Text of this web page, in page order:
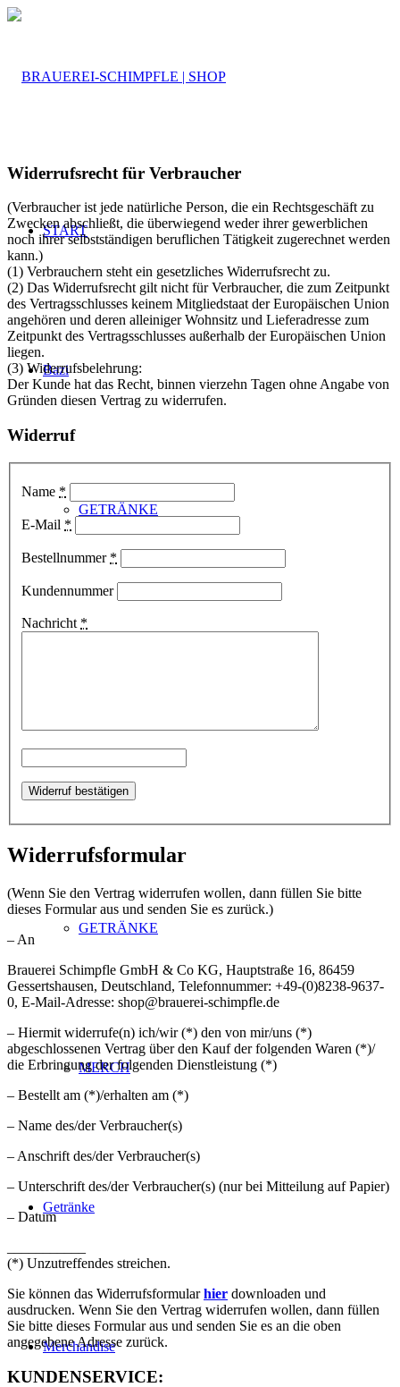
START
Bazi
GETRÄNKE
Lösch-Zwerg
GETRÄNKE
MERCH
Getränke
Merchandise
Widerrufsrecht für Verbraucher
(Verbraucher ist jede natürliche Person, die ein Rechtsgeschäft zu
Zwecken abschließt, die überwiegend weder ihrer gewerblichen
noch ihrer selbstständigen beruflichen Tätigkeit zugerechnet werden
kann.)
(1) Verbrauchern steht ein gesetzliches Widerrufsrecht zu.
(2) Das Widerrufsrecht gilt nicht für Verbraucher, die zum Zeitpunkt
des Vertragsschlusses keinem Mitgliedstaat der Europäischen Union
angehören und deren alleiniger Wohnsitz und Lieferadresse zum
Zeitpunkt des Vertragsschlusses außerhalb der Europäischen Union
liegen.
(3) Widerrufsbelehrung:
Der Kunde hat das Recht, binnen vierzehn Tagen ohne Angabe von
Gründen diesen Vertrag zu widerrufen.
Widerruf
Name *
E-Mail *
Bestellnummer *
Kundennummer
Nachricht *
Widerrufsformular
(Wenn Sie den Vertrag widerrufen wollen, dann füllen Sie bitte
dieses Formular aus und senden Sie es zurück.)
– An
Brauerei Schimpfle GmbH & Co KG, Hauptstraße 16, 86459
Gessertshausen, Deutschland, Telefonnummer: +49-(0)8238-9637-
0, E-Mail-Adresse: shop@brauerei-schimpfle.de
– Hiermit widerrufe(n) ich/wir (*) den von mir/uns (*)
abgeschlossenen Vertrag über den Kauf der folgenden Waren (*)/
die Erbringung der folgenden Dienstleistung (*)
– Bestellt am (*)/erhalten am (*)
– Name des/der Verbraucher(s)
– Anschrift des/der Verbraucher(s)
– Unterschrift des/der Verbraucher(s) (nur bei Mitteilung auf Papier)
– Datum
(*) Unzutreffendes streichen.
Sie können das Widerrufsformularhier downloaden und
ausdrucken. Wenn Sie den Vertrag widerrufen wollen, dann füllen
Sie bitte dieses Formular aus und senden Sie es an die oben
angegebene Adresse zurück.
KUNDENSERVICE: